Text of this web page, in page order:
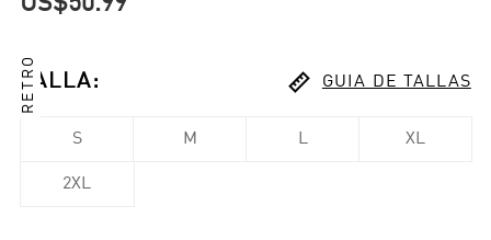
RETRO
TALLA:  GUIA DE TALLAS
S M L XL
2XL